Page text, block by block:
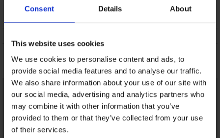
Consent Details About
This website uses cookies
We use cookies to personalise content and ads, to
provide social media features and to analyse our traffic.
We also share information about your use of our site with
our social media, advertising and analytics partners who
may combine it with other information that you’ve
provided to them or that they’ve collected from your use
of their services.
VERZENDING EN BETALING
RUILEN
Misschien vindt u dit ook leuk